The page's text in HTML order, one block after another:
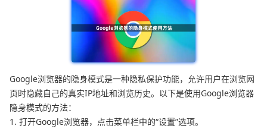
Google浏览器的隐身模式是一种隐私保护功能，允许用户在浏览网
页时隐藏自己的真实IP地址和浏览历史。以下是使用Google浏览器
隐身模式的方法：
1. 打开Google浏览器，点击菜单栏中的“设置”选项。